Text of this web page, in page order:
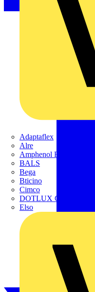
Adaptaflex
Alre
Amphenol FTG
BALS
Bega
Bticino
Cimco
DOTLUX GmbH
Elso